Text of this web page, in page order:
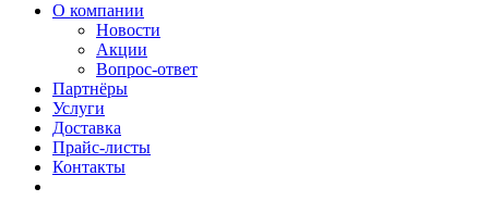
О компании
Новости
Акции
Вопрос-ответ
Партнёры
Услуги
Доставка
Прайс-листы
Контакты